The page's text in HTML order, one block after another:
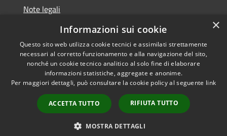
Note legali
Dichiarazione di accessibilità
Accessibilità
Copyright © 2026 • Comune di
Podenzana • Powered by
Municipium•
Accesso
redazione
×
Informazioni sui cookie
Questo sito web utilizza cookie tecnici e assimilati strettamente
necessari al corretto funzionamento e alla navigazione del sito,
nonché un cookie tecnico analitico al solo fine di elaborare
informazioni statistiche, aggregate e anonime.
Per maggiori dettagli, può consultare la cookie policy al seguente link
ACCETTA TUTTO RIFIUTA TUTTO
MOSTRA DETTAGLI